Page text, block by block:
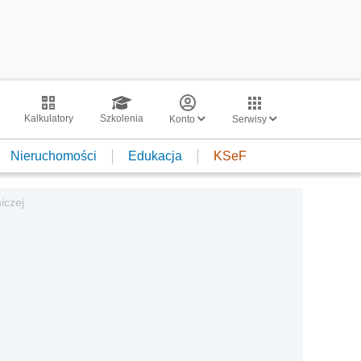
Kalkulatory Szkolenia Konto Serwisy
Nieruchomości Edukacja KSeF